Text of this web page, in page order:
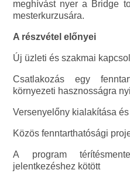
meghívást nyer a Bridge
mesterkurzusára.
A részvétel előnyei
Új üzleti és szakmai
Csatlakozás egy
környezeti hasznosságra
Versenyelőny kialakítása
Közös fenntarthatósági
A program
jelentkezéshez kötött